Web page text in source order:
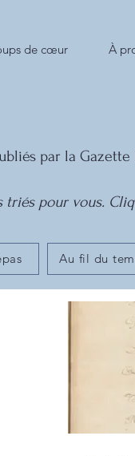
de cœur À
par la
triés pour vous.
Au fil du